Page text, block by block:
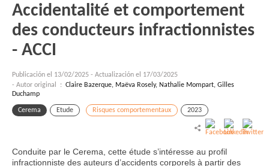
Accidentalité et comportement
des conducteurs infractionnistes
- ACCI
Publicación el 13/02/2025 - Actualización el 17/03/2025
- Autor original : Claire Bazerque, Maëva Rosely, Nathalie Mompart, Gilles
Duchamp
Cerema Etude Risques comportementaux 2023
Conduite par le Cerema, cette étude s’intéresse au profil
infractionniste des auteurs d’accidents corporels à partir des